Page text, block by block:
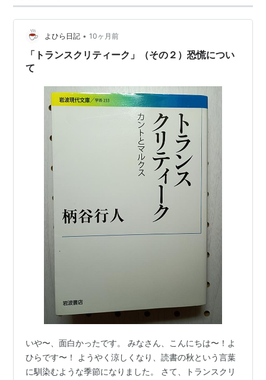
よひら日記 • 10ヶ月前
「トランスクリティーク」（その２）恐慌につい
て
いや〜、面白かったです。 みなさん、こんにちは〜！よ
ひらです〜！ ようやく涼しくなり、読書の秋という言葉
に馴染むような季節になりました。 さて、トランスクリ